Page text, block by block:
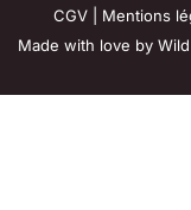
CGV| Mentions
Made with love by